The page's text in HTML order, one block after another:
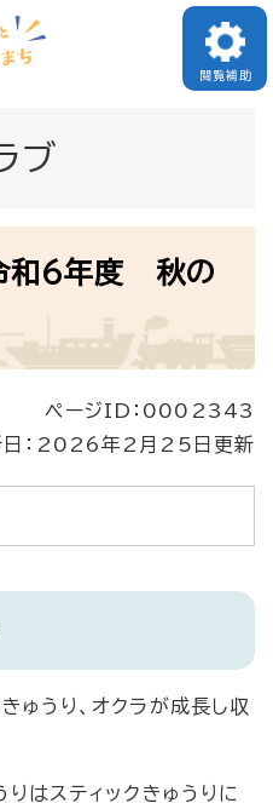
して本文へ
閲覧補助
ブ
和6年度 秋の
ページID：0002343
日：2026年2月25日更新
ゅうり、オクラが成長し収
りはスティックきゅうりに